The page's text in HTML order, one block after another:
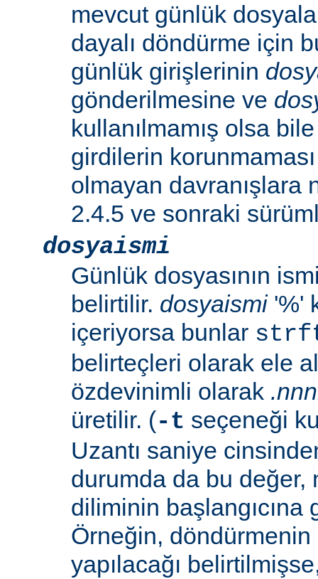
mevcut günlük
dayalı döndürme için
günlük girişlerinin
gönderilmesine ve
kullanılmamış olsa
girdilerin
olmayan davranışlara
2.4.5 ve sonraki
dosyaismi
Günlük dosyasının
belirtilir. dosyaismi'%'
içeriyorsa bunlar
belirteçleri olarak ele
özdevinimli olarak
üretilir. (-t seçeneği
Uzantı saniye
durumda da bu değer,
diliminin başlangıcına
Örneğin,
yapılacağı